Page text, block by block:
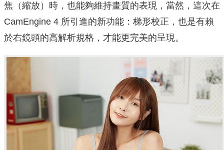
焦（縮放）時，也能夠維持畫質的表現，當然，這次在
CamEngine 4 所引進的新功能：梯形校正，也是有賴
於右鏡頭的高解析規格，才能更完美的呈現。